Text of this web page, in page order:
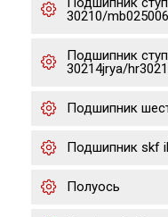
30210/
Подшипник
30214jrya/
Подшипник
Подшипник skf
Полуось